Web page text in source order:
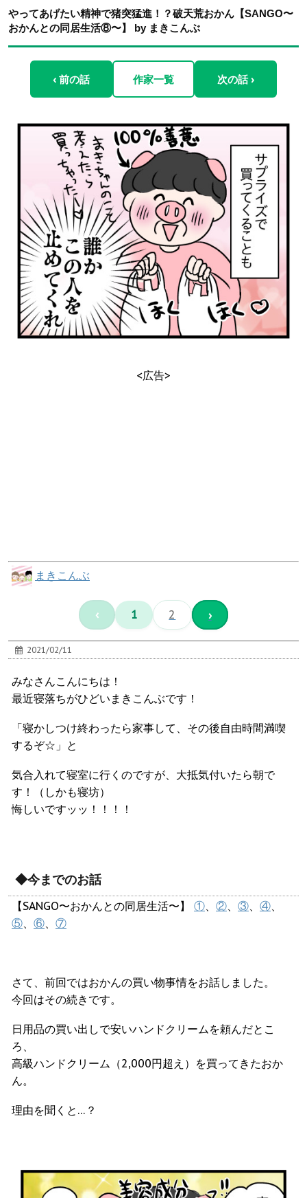
やってあげたい精神で猪突猛進！？破天荒おかん【SANGO〜
おかんとの同居生活⑧〜】 by まきこんぶ
‹ 前の話 作家一覧 次の話 ›
<広告>
まきこんぶ
‹ 1 2 ›
2021/02/11
みなさんこんにちは！
最近寝落ちがひどいまきこんぶです！
「寝かしつけ終わったら家事して、その後自由時間満喫
するぞ☆」と
気合入れて寝室に行くのですが、大抵気付いたら朝で
す！（しかも寝坊）
悔しいですッッ！！！！
◆今までのお話
【SANGO〜おかんとの同居生活〜】 ①、 ②、 ③、 ④、
⑤、 ⑥、 ⑦
さて、前回ではおかんの買い物事情をお話しました。
今回はその続きです。
日用品の買い出しで安いハンドクリームを頼んだとこ
ろ、
高級ハンドクリーム（2,000円超え）を買ってきたおか
ん。
理由を聞くと…？